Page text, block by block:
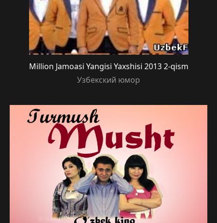
Million Jamoasi Yangisi Yaxshisi 2013 2-qism
Узбекский юмор